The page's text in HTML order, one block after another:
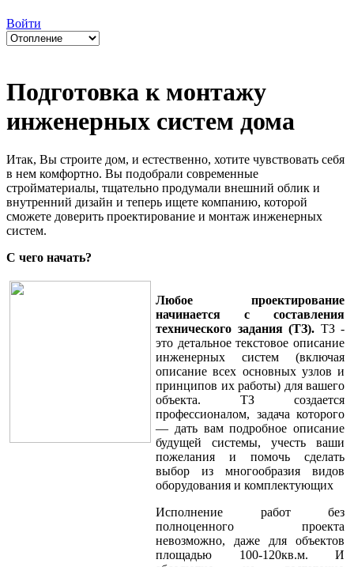
Войти
Подготовка к монтажу
инженерных систем дома
Итак, Вы строите дом, и естественно, хотите чувствовать себя
в нем комфортно. Вы подобрали современные
стройматериалы, тщательно продумали внешний облик и
внутренний дизайн и теперь ищете компанию, которой
сможете доверить проектирование и монтаж инженерных
систем.
С чего начать?
Любое проектирование
начинается с составления
технического задания (ТЗ). ТЗ -
это детальное текстовое описание
инженерных систем (включая
описание всех основных узлов и
принципов их работы) для вашего
объекта. ТЗ создается
профессионалом, задача которого
— дать вам подробное описание
будущей системы, учесть ваши
пожелания и помочь сделать
выбор из многообразия видов
оборудования и комплектующих
Исполнение работ без
полноценного проекта
невозможно, даже для объектов
площадью 100-120кв.м. И